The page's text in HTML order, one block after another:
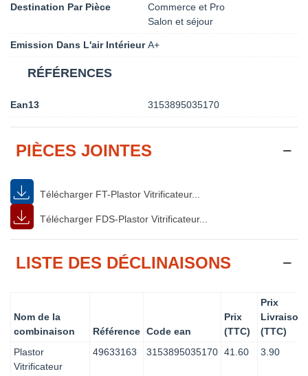
Destination Par Pièce
Commerce et Pro
Salon et séjour
Emission Dans L'air Intérieur A+
RÉFÉRENCES
Ean13 3153895035170
PIÈCES JOINTES
Télécharger FT-Plastor Vitrificateur...
Télécharger FDS-Plastor Vitrificateur...
LISTE DES DÉCLINAISONS
Nom de la
combinaison
Référence Code ean
Prix
(TTC)
Prix
Livraison
(TTC)
Plastor
Vitrificateur
49633163 3153895035170 41.60 3.90